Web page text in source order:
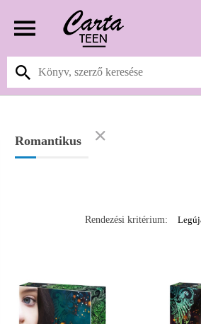
Romantikus
Rendezési kritérium: